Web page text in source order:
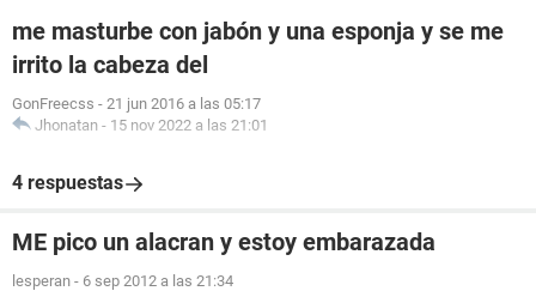
me masturbe con jabón y una esponja y se me
irrito la cabeza del
GonFreecss - 21 jun 2016 a las 05:17
Jhonatan - 15 nov 2022 a las 21:01
4 respuestas
ME pico un alacran y estoy embarazada
lesperan - 6 sep 2012 a las 21:34